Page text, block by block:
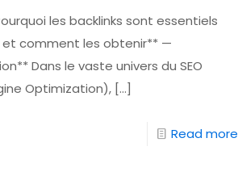
les backlinks sont essentiels
et comment les obtenir** —
Dans le vaste univers du SEO
Optimization), […]
Read more